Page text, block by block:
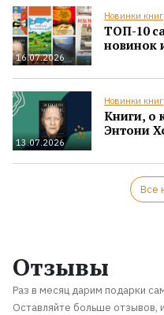
16.07.2026
Новинки книг
ТОП-10
новинок
13.07.2026
Новинки книг
Книги, о
Энтони
Все
Отзывы
Раз в месяц дарим подарки
Оставляйте больше отзывов,